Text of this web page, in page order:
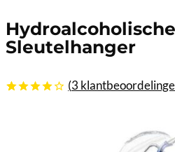
Sleutelhanger
(3